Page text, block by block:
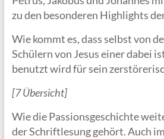
zu den besonderen Highlights
Wie kommt es, dass selbst von
Schülern von Jesus einer dabei
benutzt wird für sein
[7 Übersicht]
Wie die Passionsgeschichte
der Schriftlesung gehört. Auch